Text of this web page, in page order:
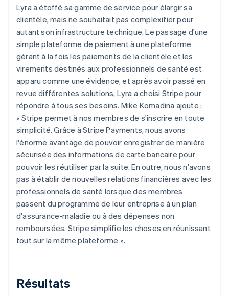
Lyra a étoffé sa gamme de service pour élargir sa
clientèle, mais ne souhaitait pas complexifier pour
autant son infrastructure technique. Le passage d'une
simple plateforme de paiement à une plateforme
gérant à la fois les paiements de la clientèle et les
virements destinés aux professionnels de santé est
apparu comme une évidence, et après avoir passé en
revue différentes solutions, Lyra a choisi Stripe pour
répondre à tous ses besoins. Mike Komadina ajoute :
« Stripe permet à nos membres de s'inscrire en toute
simplicité. Grâce à Stripe Payments, nous avons
l'énorme avantage de pouvoir enregistrer de manière
sécurisée des informations de carte bancaire pour
pouvoir les réutiliser par la suite. En outre, nous n'avons
pas à établir de nouvelles relations financières avec les
professionnels de santé lorsque des membres
passent du programme de leur entreprise à un plan
d'assurance-maladie ou à des dépenses non
remboursées. Stripe simplifie les choses en réunissant
tout sur la même plateforme ».
Résultats